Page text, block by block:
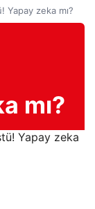
Yapay zeka mı?
mı?